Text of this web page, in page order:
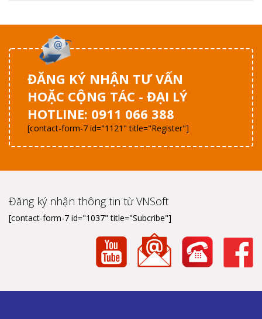
ĐĂNG KÝ NHẬN TƯ VẤN
HOẶC CỘNG TÁC - ĐẠI LÝ
HOTLINE: 0911 066 388
[contact-form-7 id="1121" title="Register"]
Đăng ký nhận thông tin từ VNSoft
[contact-form-7 id="1037" title="Subcribe"]